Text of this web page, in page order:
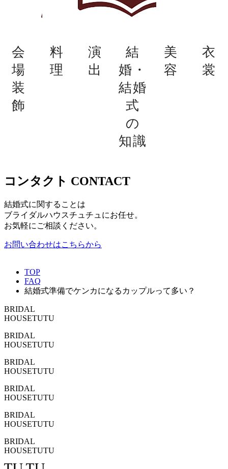
会
場
装
飾
料
理
演
出
結
婚・
結婚
式
の
知識
美
容
衣
裳
コンタクト CONTACT
結婚式に関することは
ブライダルハウスチュチュにお任せ。
お気軽にご相談ください。
お問い合わせはこちらから
TOP
FAQ
結婚式準備でケンカになるカップルって多い？
BRIDAL
HOUSETUTU
BRIDAL
HOUSETUTU
BRIDAL
HOUSETUTU
BRIDAL
HOUSETUTU
BRIDAL
HOUSETUTU
BRIDAL
HOUSETUTU